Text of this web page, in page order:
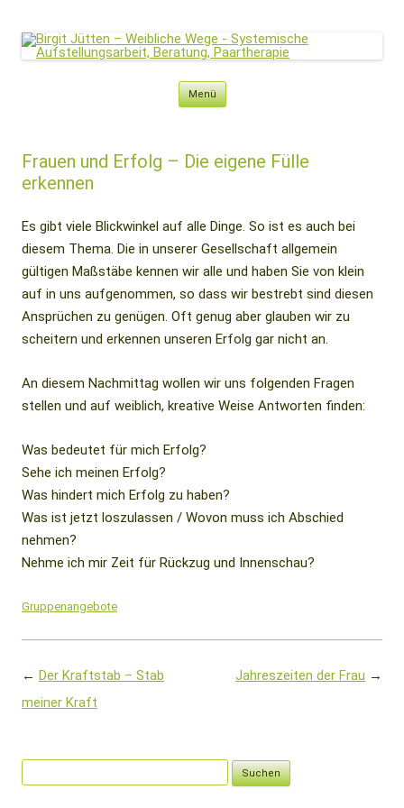
Birgit Jütten – Weibliche Wege
Systemische Aufstellungsarbeit, Beratung, Paartherapie
Menü
Zum
Frauen und Erfolg – Die eigene Fülle
erkennen
Es gibt viele Blickwinkel auf alle Dinge. So ist es auch bei
diesem Thema. Die in unserer Gesellschaft allgemein
gültigen Maßstäbe kennen wir alle und haben Sie von klein
auf in uns aufgenommen, so dass wir bestrebt sind diesen
Ansprüchen zu genügen. Oft genug aber glauben wir zu
scheitern und erkennen unseren Erfolg gar nicht an.
An diesem Nachmittag wollen wir uns folgenden Fragen
stellen und auf weiblich, kreative Weise Antworten finden:
Was bedeutet für mich Erfolg?
Sehe ich meinen Erfolg?
Was hindert mich Erfolg zu haben?
Was ist jetzt loszulassen / Wovon muss ich Abschied
nehmen?
Nehme ich mir Zeit für Rückzug und Innenschau?
Gruppenangebote
Beitragsnavigation
← Der Kraftstab – Stab
meiner Kraft
Jahreszeiten der Frau →